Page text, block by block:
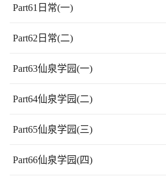
Part61日常(一)
Part62日常(二)
Part63仙泉学园(一)
Part64仙泉学园(二)
Part65仙泉学园(三)
Part66仙泉学园(四)